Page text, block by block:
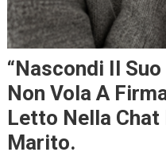
“Nascondi Il
Non Vola A
Letto Nella
Marito.